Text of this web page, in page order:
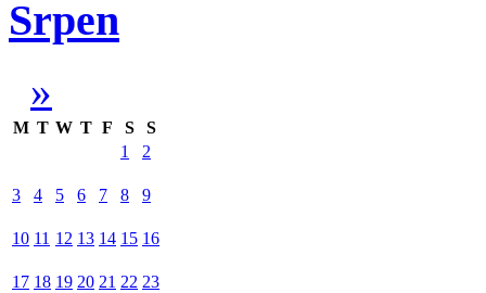
Srpen
»
M T W T F S
S
1
2
3 4 5 6 7 8 9
10 11 12 13 14 15 16
17 18 19 20 21 22 23